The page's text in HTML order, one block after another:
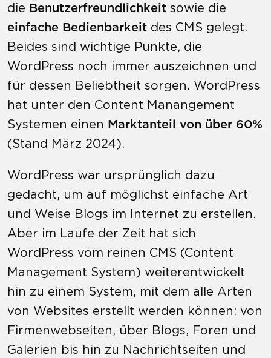
die Benutzerfreundlichkeit sowie die
einfache Bedienbarkeit des CMS gelegt.
Beides sind wichtige Punkte, die
WordPress noch immer auszeichnen und
für dessen Beliebtheit sorgen. WordPress
hat unter den Content Manangement
Systemen einen Marktanteil von über 60%
(Stand März 2024).
WordPress war ursprünglich dazu
gedacht, um auf möglichst einfache Art
und Weise Blogs im Internet zu erstellen.
Aber im Laufe der Zeit hat sich
WordPress vom reinen CMS (Content
Management System) weiterentwickelt
hin zu einem System, mit dem alle Arten
von Websites erstellt werden können: von
Firmenwebseiten, über Blogs, Foren und
Galerien bis hin zu Nachrichtseiten und